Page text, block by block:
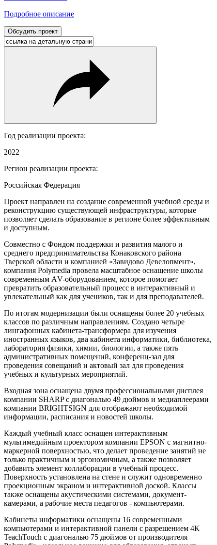
Подробное описание
Обсудить проект
Год реализации проекта:
2022
Регион реализации проекта:
Российская Федерация
Проект направлен на создание современной учебной среды и
реконструкцию существующей инфраструктуры, которые
позволяет сделать образование в регионе более эффективным
и доступным.
Совместно с Фондом поддержки и развития малого и
среднего предпринимательства Конаковского района
Тверской области и компанией «Завидово Девелопмент»,
компания Polymedia провела масштабное оснащение школы
современным АV-оборудованием, которое помогает
превратить образовательный процесс в интерактивный и
увлекательный как для учеников, так и для преподавателей.
По итогам модернизации были оснащены более 20 учебных
классов по различным направлениям. Создано четыре
лингафонных кабинета-трансформера для изучения
иностранных языков, два кабинета информатики, библиотека,
лаборатория физики, химии, биологии, а также пять
административных помещений, конференц-зал для
проведения совещаний и актовый зал для проведения
учебных и культурных мероприятий.
Входная зона оснащена двумя профессиональными дисплея
компании SHARP с диагональю 49 дюймов и медиаплеерами
компании BRIGHTSIGN для отображают необходимой
информации, расписания и новостей школы.
Каждый учебный класс оснащен интерактивным
мультимедийным проектором компании EPSON с магнитно-
маркерной поверхностью, что делает проведение занятий не
только практичным и эргономичным, а также позволяет
добавить элемент коллаборации в учебный процесс.
Поверхность установлена на стене и служит одновременно
проекционным экраном и интерактивной доской. Классы
также оснащены акустическими системами, документ-
камерами, а рабочие места педагогов - компьютерами.
Кабинеты информатики оснащены 16 современными
компьютерами и интерактивной панели с разрешением 4К
TeachTouch с диагональю 75 дюймов от производителя